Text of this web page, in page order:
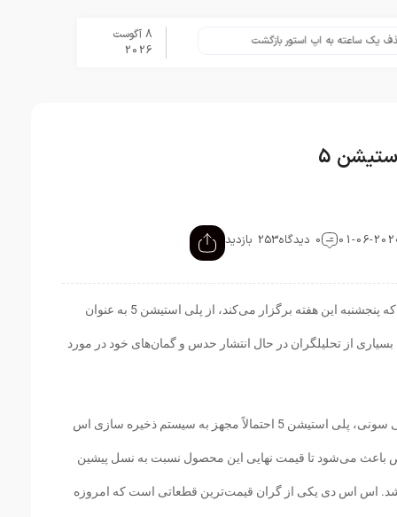
ساعته به اپ استور بازگشت
8 آگوست
2026
5
0 دیدگاه 253 بازدید
سونی رسماً اعلام کرده که در جریان کنفرانسی که پنجشنبه این هفته برگزار می‌کند، از پلی استیشن 5 به عنوان
از تحلیلگران در حال انتشار حدس و گمان‌های خود در مورد
بر اساس گزارش‌های منتشر شده از منابع رسمی سونی، پلی استیشن 5 احتمالاً مجهز به سیستم ذخیره سازی اس
می‌شود تا قیمت نهایی این محصول نسبت به نسل پیشین
اس اس دی یکی از گران قیمت‌ترین قطعاتی است که امروزه